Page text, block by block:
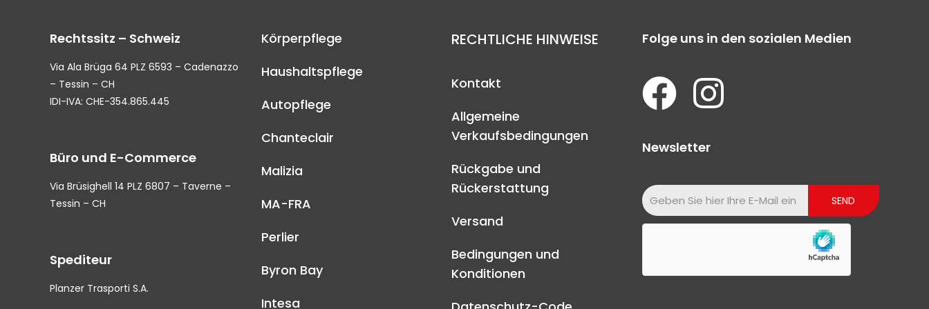
Rechtssitz – Schweiz
Via Ala Brüga 64 PLZ 6593 – Cadenazzo
– Tessin – CH
IDI-IVA: CHE-354.865.445
Büro und E-Commerce
Via Brüsighell 14 PLZ 6807 – Taverne –
Tessin – CH
Spediteur
Planzer Trasporti S.A.
Körperpflege
Haushaltspflege
Autopflege
Chanteclair
Malizia
MA-FRA
Perlier
Byron Bay
Intesa
RECHTLICHE HINWEISE
Kontakt
Allgemeine
Verkaufsbedingungen
Rückgabe und
Rückerstattung
Versand
Bedingungen und
Konditionen
Folge uns in den sozialen Medien
Newsletter